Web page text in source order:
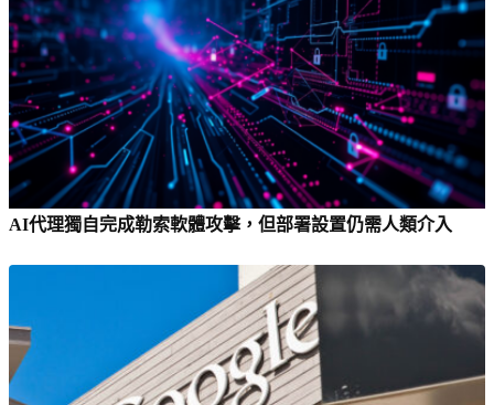
AI代理獨自完成勒索軟體攻擊，但部署設置仍需人類介入